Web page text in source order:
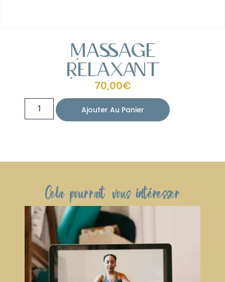
Massage
Relaxant
70,00€
Ajouter Au Panier
Cela pourrait vous intéresser